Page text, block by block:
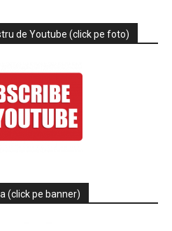
de Youtube (click pe foto)
(click pe banner)